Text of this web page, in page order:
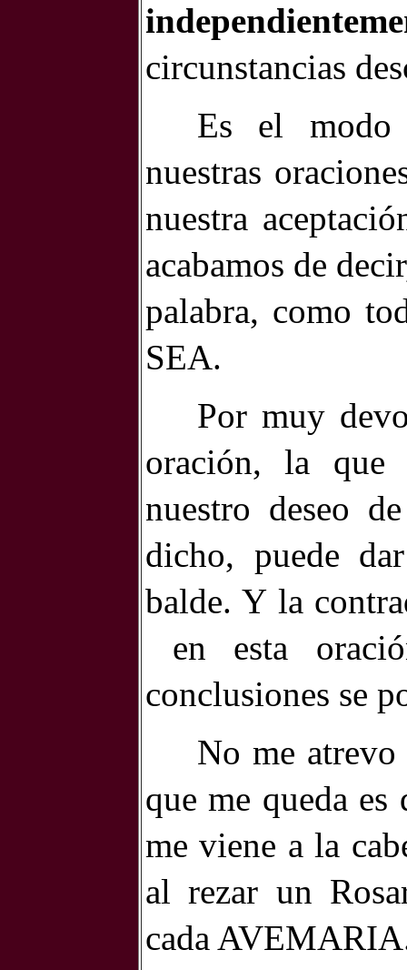
circunstancias
Es el modo
nuestras
nuestra
acabamos de
palabra, como
SEA.
Por muy
oración, la que
nuestro deseo
dicho, puede
balde. Y la
en esta
conclusiones se
No me
que me queda
me viene a la
al rezar un
cada